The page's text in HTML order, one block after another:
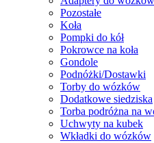
Pozostałe
Koła
Pompki do kół
Pokrowce na koła
Gondole
Podnóżki/Dostawki
Torby do wózków
Dodatkowe siedziska
Torba podróżna na
Uchwyty na kubek
Wkładki do wózków